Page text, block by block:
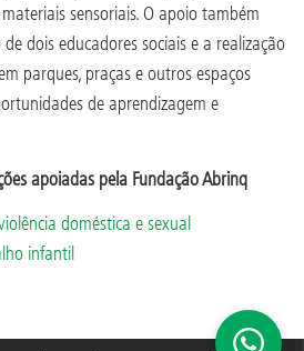
sensoriais. O apoio também
dois educadores sociais e a realização
parques, praças e outros espaços
de aprendizagem e
apoiadas pela Fundação Abrinq
doméstica e sexual
infantil